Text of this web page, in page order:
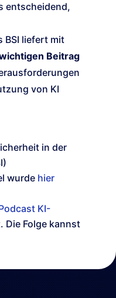
entscheidend,
BSI liefert mit
Beitrag
von KI
in der
wurde hier
KI-
Die Folge kannst